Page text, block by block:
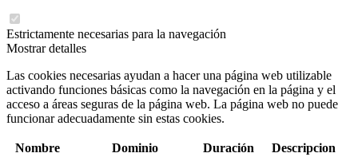
Estrictamente necesarias para la navegación
Mostrar detalles
Las cookies necesarias ayudan a hacer una página web utilizable
activando funciones básicas como la navegación en la página y el
acceso a áreas seguras de la página web. La página web no puede
funcionar adecuadamente sin estas cookies.
Nombre Dominio Duración Descripcion